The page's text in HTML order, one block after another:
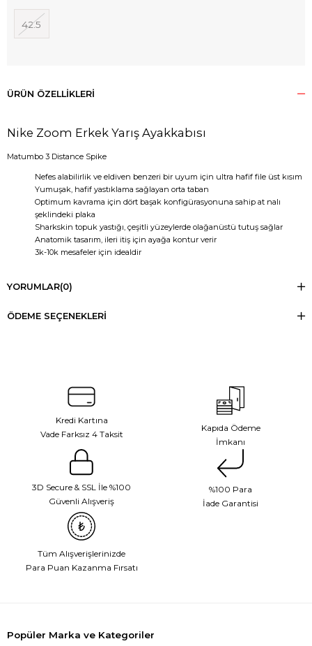
42.5
ÜRÜN ÖZELLIKLERI
Nike Zoom Erkek Yarış Ayakkabısı
Matumbo 3 Distance Spike
Nefes alabilirlik ve eldiven benzeri bir uyum için ultra hafif file üst kısım
Yumuşak, hafif yastıklama sağlayan orta taban
Optimum kavrama için dört başak konfigürasyonuna sahip at nalı
şeklindeki plaka
Sharkskin topuk yastığı, çeşitli yüzeylerde olağanüstü tutuş sağlar
Anatomik tasarım, ileri itiş için ayağa kontur verir
3k-10k mesafeler için idealdir
YORUMLAR(0)
ÖDEME SEÇENEKLERI
Kredi Kartına
Vade Farksız 4 Taksit
Kapıda Ödeme
İmkanı
3D Secure & SSL İle %100
Güvenli Alışveriş
%100 Para
İade Garantisi
Tüm Alışverişlerinizde
Para Puan Kazanma Fırsatı
Popüler Marka ve Kategoriler